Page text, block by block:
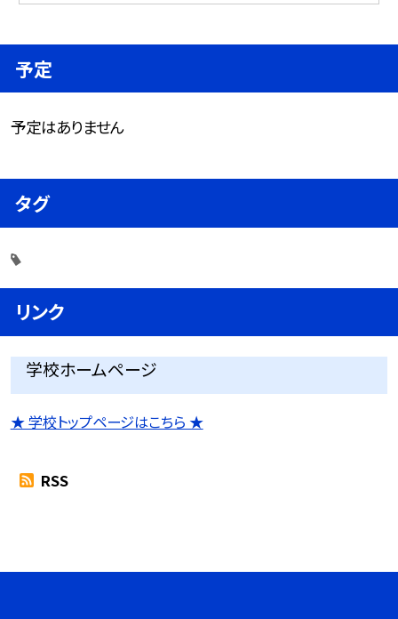
予定
予定はありません
タグ
リンク
学校ホームページ
★ 学校トップページはこちら ★
RSS